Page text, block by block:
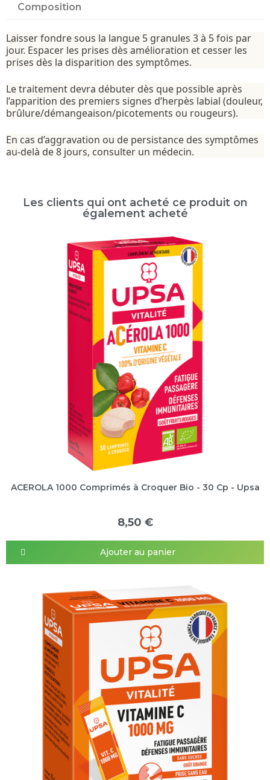
Composition
Laisser fondre sous la langue 5 granules 3 à 5 fois par
jour. Espacer les prises dès amélioration et cesser les
prises dès la disparition des symptômes.
Le traitement devra débuter dès que possible après
l’apparition des premiers signes d’herpès labial (douleur,
brûlure/démangeaison/picotements ou rougeurs).
En cas d’aggravation ou de persistance des symptômes
au-delà de 8 jours, consulter un médecin.
Les clients qui ont acheté ce produit on
également acheté
ACEROLA 1000 Comprimés à Croquer Bio - 30 Cp - Upsa
8,50 €
Ajouter au panier